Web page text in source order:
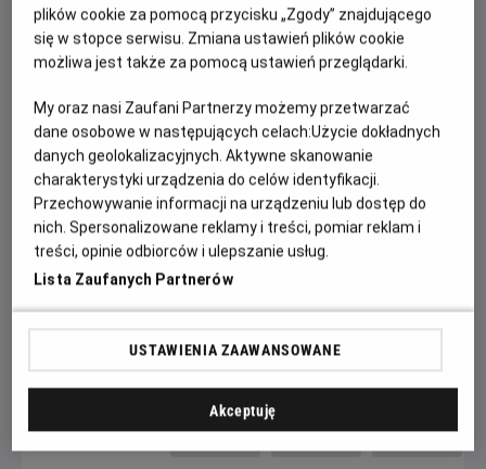
swoje magnum opus – „nowy Łuk Triumfalny”, symbol
postępu, braterstwa i rodzącej się ery pokoju. Na jego
drodze stanie jednak nie tylko własna bezkompromisowość
i perfekcjonizm, ale także polityczne naciski i
biurokratyczna machina.
W obsadzie m.in. jedyny w swoim rodzaju Xavier Dolan,
magnetyczny Swann Arlaud (adwokat z „Anatomii upadku”)
i wybuchowy Claes Bang („The Square”).
CENNIK
Bilet Konesera 21,90 ZŁ 25,90 ZŁ 28,90 ZŁ
plików cookie za pomocą przycisku „Zgody” znajdującego
się w stopce serwisu. Zmiana ustawień plików cookie
możliwa jest także za pomocą ustawień przeglądarki.
My oraz nasi Zaufani Partnerzy możemy przetwarzać
dane osobowe w następujących celach:Użycie dokładnych
danych geolokalizacyjnych. Aktywne skanowanie
charakterystyki urządzenia do celów identyfikacji.
Przechowywanie informacji na urządzeniu lub dostęp do
nich. Spersonalizowane reklamy i treści, pomiar reklam i
treści, opinie odbiorców i ulepszanie usług.
Lista Zaufanych Partnerów
USTAWIENIA ZAAWANSOWANE
Akceptuję